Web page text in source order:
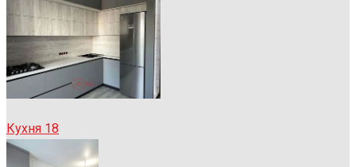
Кухня 18